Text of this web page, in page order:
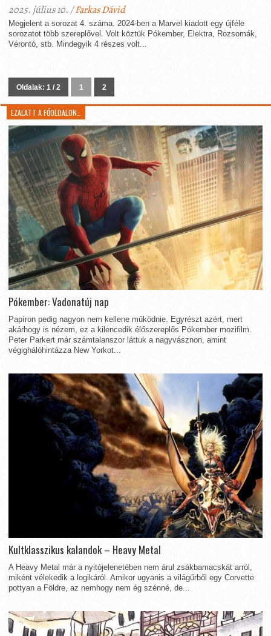
2025. július 10. /Farkas Dávid
Megjelent a sorozat 4. száma. 2024-ben a Marvel kiadott egy újféle
sorozatot több szereplővel. Volt köztük Pókember, Elektra, Rozsomák,
Vérontó, stb. Mindegyik 4 részes volt...
Oldalak: 1 / 2 1 2
EZALATT A FŐOLDALON…
Pókember: Vadonatúj nap
Papíron pedig nagyon nem kellene működnie. Egyrészt azért, mert
akárhogy is nézem, ez a kilencedik élőszereplős Pókember mozifilm.
Peter Parkert már számtalanszor láttuk a nagyvásznon, amint
végighálóhintázza New Yorkot...
Kultklasszikus kalandok – Heavy Metal
A Heavy Metal már a nyitójelenetében nem árul zsákbamacskát arról,
miként vélekedik a logikáról. Amikor ugyanis a világűrből egy Corvette
pottyan a Földre, az nemhogy nem ég szénné, de...